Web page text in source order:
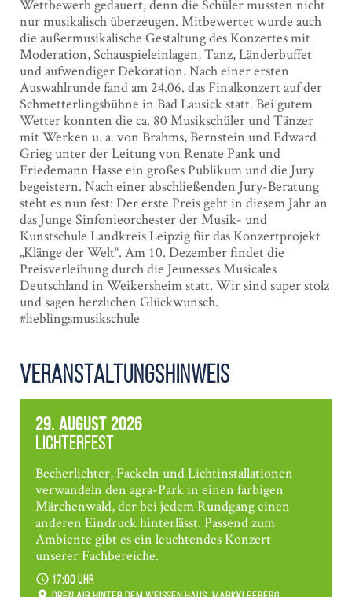
Wettbewerb gedauert, denn die Schüler mussten nicht
nur musikalisch überzeugen. Mitbewertet wurde auch
die außermusikalische Gestaltung des Konzertes mit
Moderation, Schauspieleinlagen, Tanz, Länderbuffet
und aufwendiger Dekoration. Nach einer ersten
Auswahlrunde fand am 24.06. das Finalkonzert auf der
Schmetterlingsbühne in Bad Lausick statt. Bei gutem
Wetter konnten die ca. 80 Musikschüler und Tänzer
mit Werken u. a. von Brahms, Bernstein und Edward
Grieg unter der Leitung von Renate Pank und
Friedemann Hasse ein großes Publikum und die Jury
begeistern. Nach einer abschließenden Jury-Beratung
steht es nun fest: Der erste Preis geht in diesem Jahr an
das Junge Sinfonieorchester der Musik- und
Kunstschule Landkreis Leipzig für das Konzertprojekt
„Klänge der Welt“. Am 10. Dezember findet die
Preisverleihung durch die Jeunesses Musicales
Deutschland in Weikersheim statt. Wir sind super stolz
und sagen herzlichen Glückwunsch.
#lieblingsmusikschule
Veranstaltungshinweis
29. August 2026
Lichterfest
Becherlichter, Fackeln und Lichtinstallationen
verwandeln den agra-Park in einen farbigen
Märchenwald, der bei jedem Rundgang einen
anderen Eindruck hinterlässt. Passend zum
Ambiente gibt es ein leuchtendes Konzert
unserer Fachbereiche.
17:00 Uhr